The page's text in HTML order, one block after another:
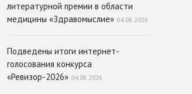
литературной премии в области
медицины «Здравомыслие» 04.08.2026
Подведены итоги интернет-
голосования конкурса
«Ревизор-2026» 04.08.2026